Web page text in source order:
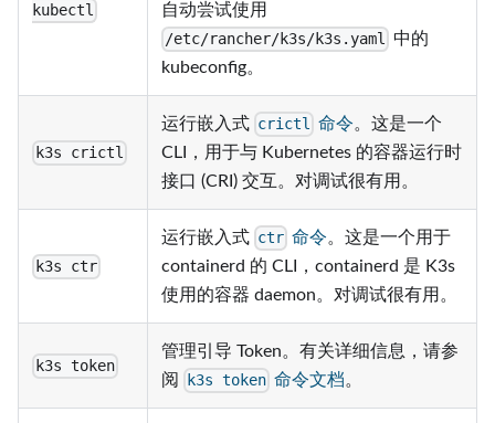
kubectl
自动尝试使用
/etc/rancher/k3s/k3s.yaml 中的
kubeconfig。
k3s crictl
运行嵌入式 crictl 命令。这是一个
CLI，用于与 Kubernetes 的容器运行时
接口 (CRI) 交互。对调试很有用。
k3s ctr
运行嵌入式 ctr 命令。这是一个用于
containerd 的 CLI，containerd 是 K3s
使用的容器 daemon。对调试很有用。
k3s token
管理引导 Token。有关详细信息，请参
阅
k3s token 命令文档。